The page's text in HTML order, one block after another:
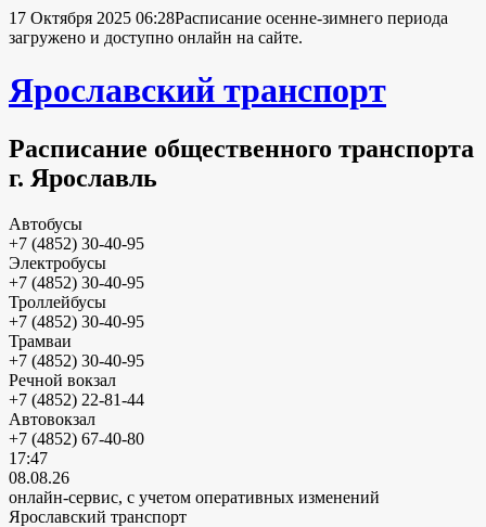
17 Октября 2025 06:28Расписание осенне-зимнего периода
загружено и доступно онлайн на сайте.
Ярославский транспорт
Расписание общественного транспорта
г. Ярославль
Автобусы
+7 (4852) 30-40-95
Электробусы
+7 (4852) 30-40-95
Троллейбусы
+7 (4852) 30-40-95
Трамваи
+7 (4852) 30-40-95
Речной вокзал
+7 (4852) 22-81-44
Автовокзал
+7 (4852) 67-40-80
17:47
08.08.26
онлайн-сервис, с учетом оперативных изменений
Ярославский транспорт